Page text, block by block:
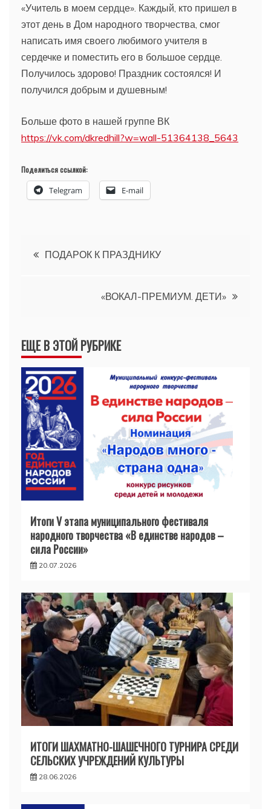
«Учитель в моем сердце». Каждый, кто пришел в
этот день в Дом народного творчества, смог
написать имя своего любимого учителя в
сердечке и поместить его в большое сердце.
Получилось здорово! Праздник состоялся! И
получился добрым и душевным!
Больше фото в нашей группе ВК
https://vk.com/dkredhill?w=wall-51364138_5643
Поделиться ссылкой:
Telegram E-mail
Навигация
ПОДАРОК К ПРАЗДНИКУ
«ВОКАЛ-ПРЕМИУМ. ДЕТИ»
ЕЩЕ В ЭТОЙ РУБРИКЕ
Итоги V этапа муниципального фестиваля
народного творчества «В единстве народов –
сила России»
20.07.2026
ИТОГИ ШАХМАТНО-ШАШЕЧНОГО ТУРНИРА СРЕДИ
СЕЛЬСКИХ УЧРЕЖДЕНИЙ КУЛЬТУРЫ
28.06.2026